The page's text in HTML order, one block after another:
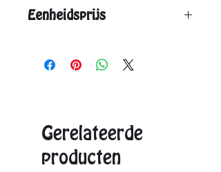
Eenheidsprijs
Vanaf 12 stuks: € 8,10
Exacte prijzen ontvangt u in de offerte.
Gerelateerde
producten